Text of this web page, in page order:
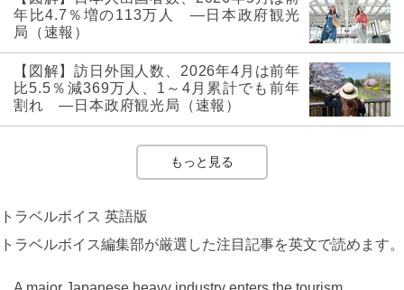
年比4.7％増の113万人 ―日本政府観光
局（速報）
【図解】訪日外国人数、2026年4月は前年
比5.5％減369万人、1～4月累計でも前年
割れ ―日本政府観光局（速報）
もっと見る
トラベルボイス 英語版
トラベルボイス編集部が厳選した注目記事を英文で読めます。